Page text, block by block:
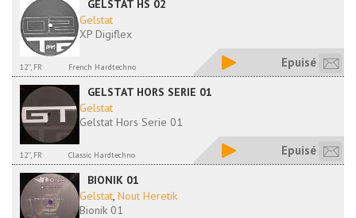
GELSTAT HS 02
Gelstat
XP Digiflex
12'', FR French Hardtechno Epuisé
GELSTAT HORS SERIE 01
Gelstat
Gelstat Hors Serie 01
12'', FR Classic Hardtechno Epuisé
BIONIK 01
Gelstat, Nout Heretik
Bionik 01